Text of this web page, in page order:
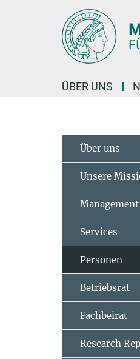
ÜBER UNS
Über uns
Unsere
Management
Services
Personen
Betriebsrat
Fachbeirat
Research